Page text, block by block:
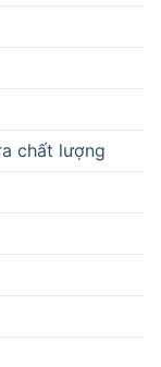
chất lượng